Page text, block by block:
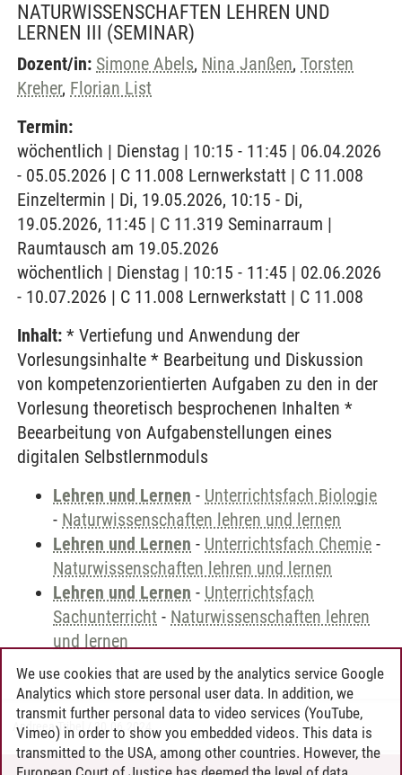
NATURWISSENSCHAFTEN LEHREN UND
LERNEN III (SEMINAR)
Dozent/in: Simone Abels, Nina Janßen, Torsten
Kreher, Florian List
Termin:
wöchentlich | Dienstag | 10:15 - 11:45 | 06.04.2026
- 05.05.2026 | C 11.008 Lernwerkstatt | C 11.008
Einzeltermin | Di, 19.05.2026, 10:15 - Di,
19.05.2026, 11:45 | C 11.319 Seminarraum |
Raumtausch am 19.05.2026
wöchentlich | Dienstag | 10:15 - 11:45 | 02.06.2026
- 10.07.2026 | C 11.008 Lernwerkstatt | C 11.008
Inhalt: * Vertiefung und Anwendung der
Vorlesungsinhalte * Bearbeitung und Diskussion
von kompetenzorientierten Aufgaben zu den in der
Vorlesung theoretisch besprochenen Inhalten *
Beearbeitung von Aufgabenstellungen eines
digitalen Selbstlernmoduls
Lehren und Lernen - Unterrichtsfach Biologie
- Naturwissenschaften lehren und lernen
Lehren und Lernen - Unterrichtsfach Chemie -
Naturwissenschaften lehren und lernen
Lehren und Lernen - Unterrichtsfach
Sachunterricht - Naturwissenschaften lehren
und lernen
Andreea Tribel 30.06.2024
We use cookies that are used by the analytics service Google
Analytics which store personal user data. In addition, we
transmit further personal data to video services (YouTube,
Vimeo) in order to show you embedded videos. This data is
transmitted to the USA, among other countries. However, the